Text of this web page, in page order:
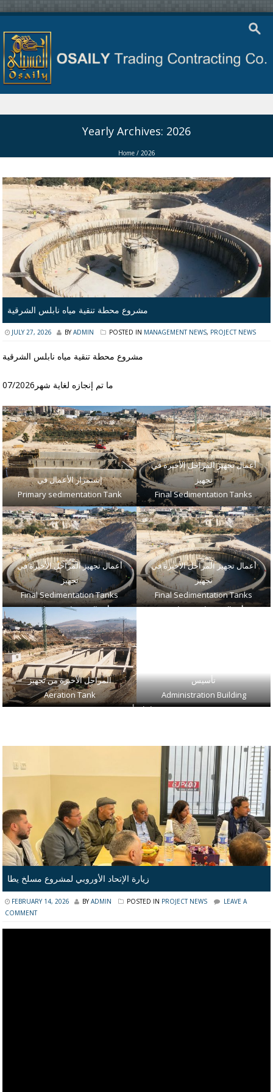
Yearly Archives: 2026
Home / 2026
مشروع محطة تنقية مياه نابلس الشرقية
JULY 27, 2026 BY ADMIN POSTED IN MANAGEMENT NEWS, PROJECT NEWS
مشروع محطة تنقية مياه نابلس الشرقية
ما تم إنجازه لغاية شهر07/2026
إستمرار الأعمال في
Primary sedimentation Tank
أعمال تجهيز المراحل الأخيرة في
تجهيز
Final Sedimentation Tanks
أعمال تجهيز المراحل الأخيرة في
تجهيز
Final Sedimentation Tanks
أعمال تجهيز المراحل الأخيرة في
تجهيز
Final Sedimentation Tanks
أعمال تربيط حديد قاعدة
Grit & Grease Chamber
أعمال تربيط حديد قاعدة
المراحل الأخيرة من تجهيز
Aeration Tank
تأسيس
Administration Building
حفر
حفر
مراحل تأسيس
زيارة الإتحاد الأوروبي لمشروع مسلخ يطا
FEBRUARY 14, 2026 BY ADMIN POSTED IN PROJECT NEWS
LEAVE A
COMMENT